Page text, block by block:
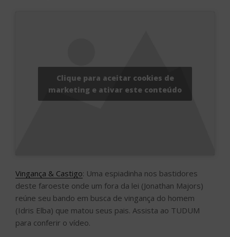
Clique para aceitar cookies de
marketing e ativar este conteúdo
Vingança & Castigo: Uma espiadinha nos bastidores
deste faroeste onde um fora da lei (Jonathan Majors)
reúne seu bando em busca de vingança do homem
(Idris Elba) que matou seus pais. Assista ao TUDUM
para conferir o vídeo.